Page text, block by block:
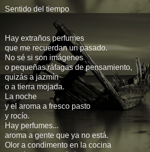
Sentido del tiempo
Hay extraños perfumes
que me recuerdan un pasado.
No sé si son imágenes
o pequeñas ráfagas de pensamiento,
quizás a jazmín
o a tierra mojada.
La noche
y el aroma a fresco pasto
y rocío.
Hay perfumes...
aroma a gente que ya no está.
Olor a condimento en la cocina